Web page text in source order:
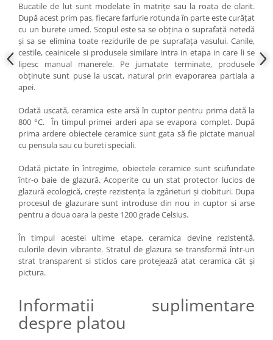
Bucatile de lut sunt modelate în matrițe sau la roata de olarit.
După acest prim pas, fiecare farfurie rotunda în parte este curățat
cu un burete umed. Scopul este sa se obțina o suprafață netedă
și sa se elimina toate rezidurile de pe suprafața vasului. Canile,
cestile, ceainicele si produsele similare intra in etapa in care li se
lipesc manual manerele. Pe jumatate terminate, produsele
obținute sunt puse la uscat, natural prin evaporarea partiala a
apei.
Odată uscată, ceramica este arsă în cuptor pentru prima dată la
800 °C. În timpul primei arderi apa se evapora complet. După
prima ardere obiectele ceramice sunt gata să fie pictate manual
cu pensula sau cu bureti speciali.
Odată pictate în întregime, obiectele ceramice sunt scufundate
într-o baie de glazură. Acoperite cu un stat protector lucios de
glazură ecologică, crește rezistența la zgârieturi și ciobituri. Dupa
procesul de glazurare sunt introduse din nou in cuptor si arse
pentru a doua oara la peste 1200 grade Celsius.
În timpul acestei ultime etape, ceramica devine rezistentă,
culorile devin vibrante. Stratul de glazura se transformă într-un
strat transparent si sticlos care protejează atat ceramica cât și
pictura.
Informatii suplimentare
despre platou